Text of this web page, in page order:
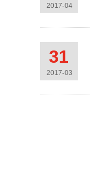
2017-04
2017-03
31